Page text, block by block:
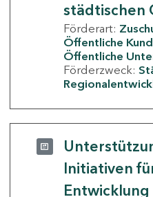
städtischen
Förderart:
Öffentliche
Öffentliche
Förderzweck:
Initiativen
Entwicklung